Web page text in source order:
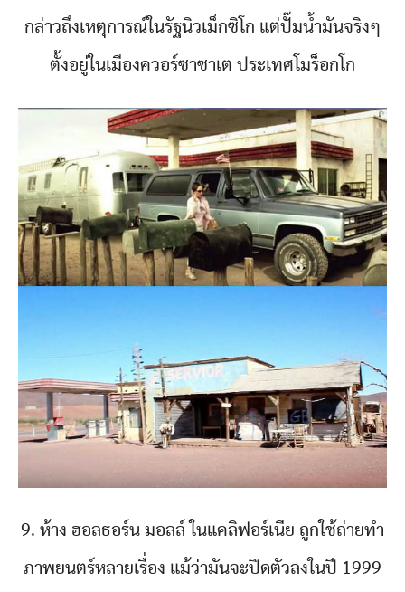
กล่าวถึงเหตุการณ์ในรัฐนิวเม็กซิโก แต่ปั๊มน้ำมันจริงๆ
ตั้งอยู่ในเมืองควอร์ซาซาเต ประเทศโมร็อกโก
9. ห้าง ฮอลธอร์น มอลล์ ในแคลิฟอร์เนีย ถูกใช้ถ่ายทำ
ภาพยนตร์หลายเรื่อง แม้ว่ามันจะปิดตัวลงในปี 1999